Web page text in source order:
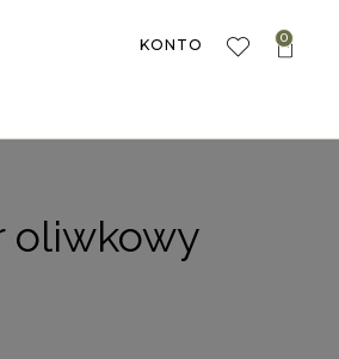
KONTO 0
oliwkowy